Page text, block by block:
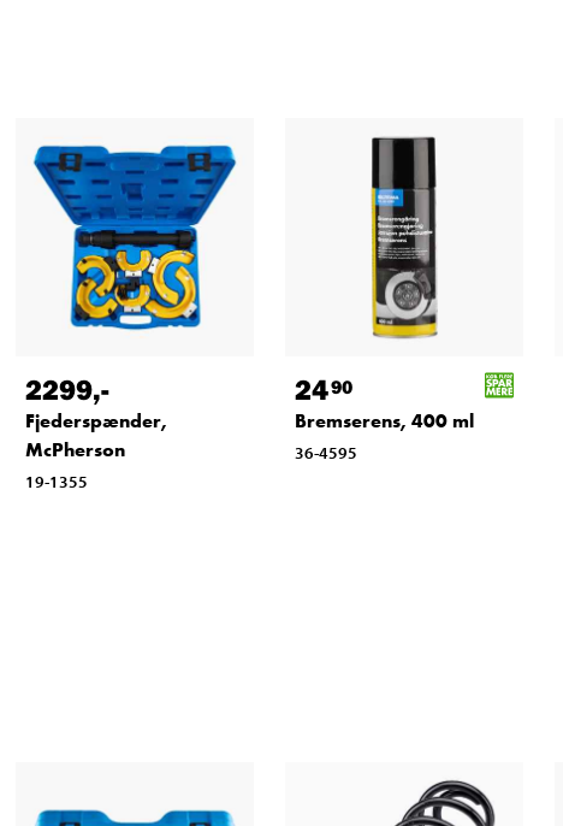
2299,-
Fjederspænder,
McPherson
19-1355
2490
Bremserens, 400 ml
36-4595